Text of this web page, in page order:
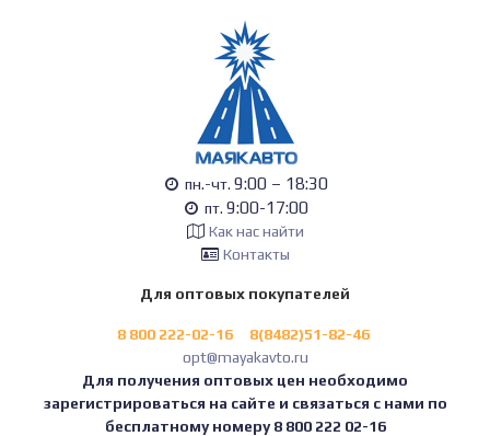
пн.-чт. 9:00 – 18:30
пт. 9:00-17:00
Как нас найти
Контакты
Для оптовых покупателей
8 800 222-02-16
8(8482)51-82-46
opt@mayakavto.ru
Для получения оптовых цен необходимо
зарегистрироваться на сайте и связаться с нами по
бесплатному номеру 8 800 222 02-16